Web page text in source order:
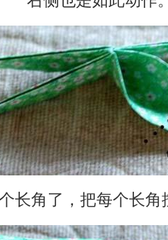
长角了，把每个长角